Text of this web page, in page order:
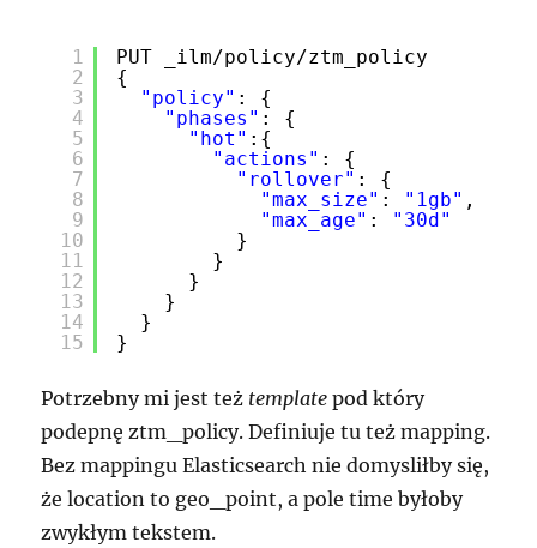
1
2
3
4
5
6
7
8
9
10
11
12
13
14
15
PUT _ilm/policy/ztm_policy
{
"policy" : {
"phases" : {
"hot" :{
"actions" : {
"rollover" : {
"max_size" : "1gb" ,
"max_age" : "30d"
}
}
}
}
}
}
Potrzebny mi jest też template pod który
podepnę ztm_policy. Definiuje tu też mapping.
Bez mappingu Elasticsearch nie domysliłby się,
że location to geo_point, a pole time byłoby
zwykłym tekstem.